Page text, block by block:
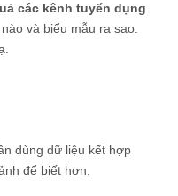
các kênh tuyển dụng
và biểu mẫu ra sao.
dùng dữ liệu kết hợp
để biết hơn.